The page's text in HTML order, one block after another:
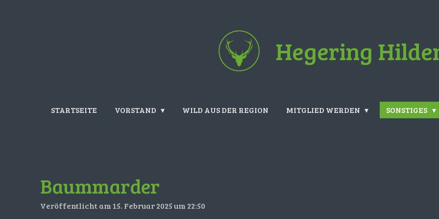
Hegering
STARTSEITE VORSTAND WILD AUS DER REGION MITGLIED WERDEN SONSTIGES
Baummarder
Veröffentlicht am 15. Februar 2025 um 22:50